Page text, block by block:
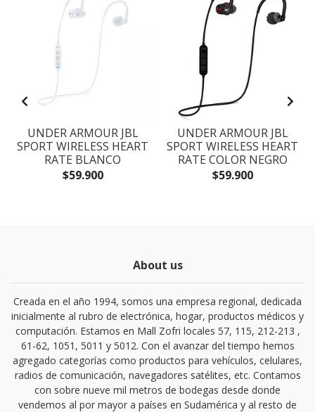
UNDER ARMOUR JBL
SPORT WIRELESS HEART
RATE BLANCO
$59.900
UNDER ARMOUR JBL
SPORT WIRELESS HEART
RATE COLOR NEGRO
$59.900
About us
Creada en el año 1994, somos una empresa regional, dedicada
inicialmente al rubro de electrónica, hogar, productos médicos y
computación. Estamos en Mall Zofri locales 57, 115, 212-213 ,
61-62, 1051, 5011 y 5012. Con el avanzar del tiempo hemos
agregado categorías como productos para vehículos, celulares,
radios de comunicación, navegadores satélites, etc. Contamos
con sobre nueve mil metros de bodegas desde donde
vendemos al por mayor a países en Sudamérica y al resto de